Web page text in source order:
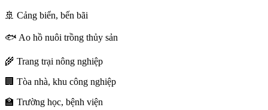
🚢 Cảng biển, bến bãi
🐟 Ao hồ nuôi trồng thủy sản
🌾 Trang trại nông nghiệp
🏢 Tòa nhà, khu công nghiệp
🏫 Trường học, bệnh viện